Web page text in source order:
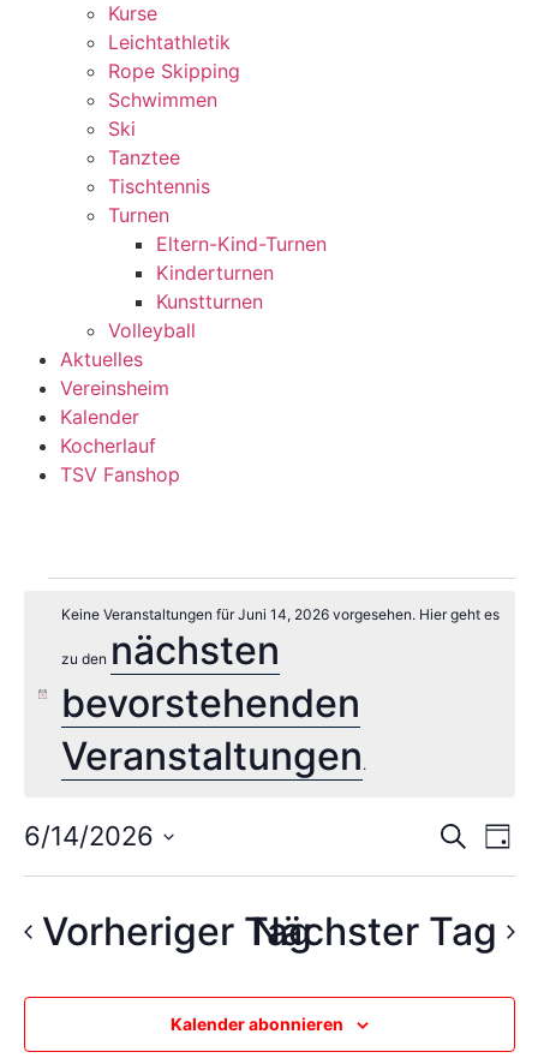
Kurse
Leichtathletik
Rope Skipping
Schwimmen
Ski
Tanztee
Tischtennis
Turnen
Eltern-Kind-Turnen
Kinderturnen
Kunstturnen
Volleyball
Aktuelles
Vereinsheim
Kalender
Kocherlauf
TSV Fanshop
Hinweis
Keine Veranstaltungen für Juni 14, 2026 vorgesehen. Hier geht es
zu den nächsten
bevorstehenden
Veranstaltungen .
und
SucheTag
6/14/2026
wählen.
Vorheriger TagNächster Tag
Kalender abonnieren